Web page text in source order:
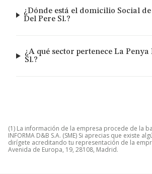
¿Dónde está el domicilio Social
Del Pere Sl.?
¿A qué sector pertenece La Penya
Sl.?
(1) La información de la empresa procede de la
INFORMA D&B S.A. (SME) Si aprecias que existe
dirígete acreditando tu representación de la
Avenida de Europa, 19, 28108, Madrid.